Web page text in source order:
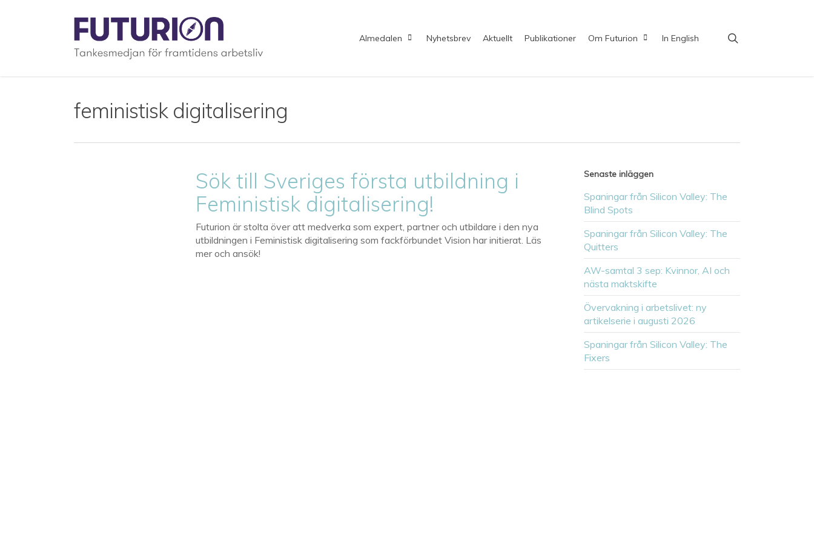
Almedalen Nyhetsbrev Aktuellt Publikationer Om Futurion In English
feministisk digitalisering
Sök till Sveriges första utbildning i
Feministisk digitalisering!
Futurion är stolta över att medverka som expert, partner och utbildare i den nya
utbildningen i Feministisk digitalisering som fackförbundet Vision har initierat. Läs
mer och ansök!
Senaste inläggen
Spaningar från Silicon Valley: The
Blind Spots
Spaningar från Silicon Valley: The
Quitters
AW-samtal 3 sep: Kvinnor, AI och
nästa maktskifte
Övervakning i arbetslivet: ny
artikelserie i augusti 2026
Spaningar från Silicon Valley: The
Fixers